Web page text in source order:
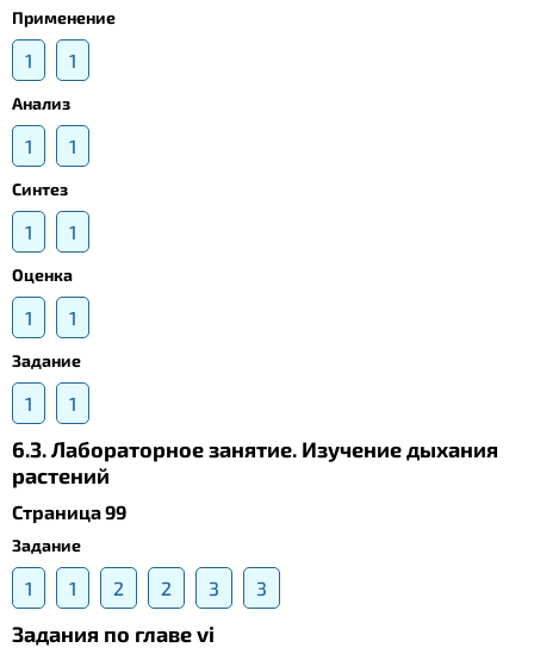
Применение
1 1
Анализ
1 1
Синтез
1 1
Оценка
1 1
Задание
1 1
6.3. Лабораторное занятие. Изучение дыхания
растений
Страница 99
Задание
1 1 2 2 3 3
Задания по главе vi